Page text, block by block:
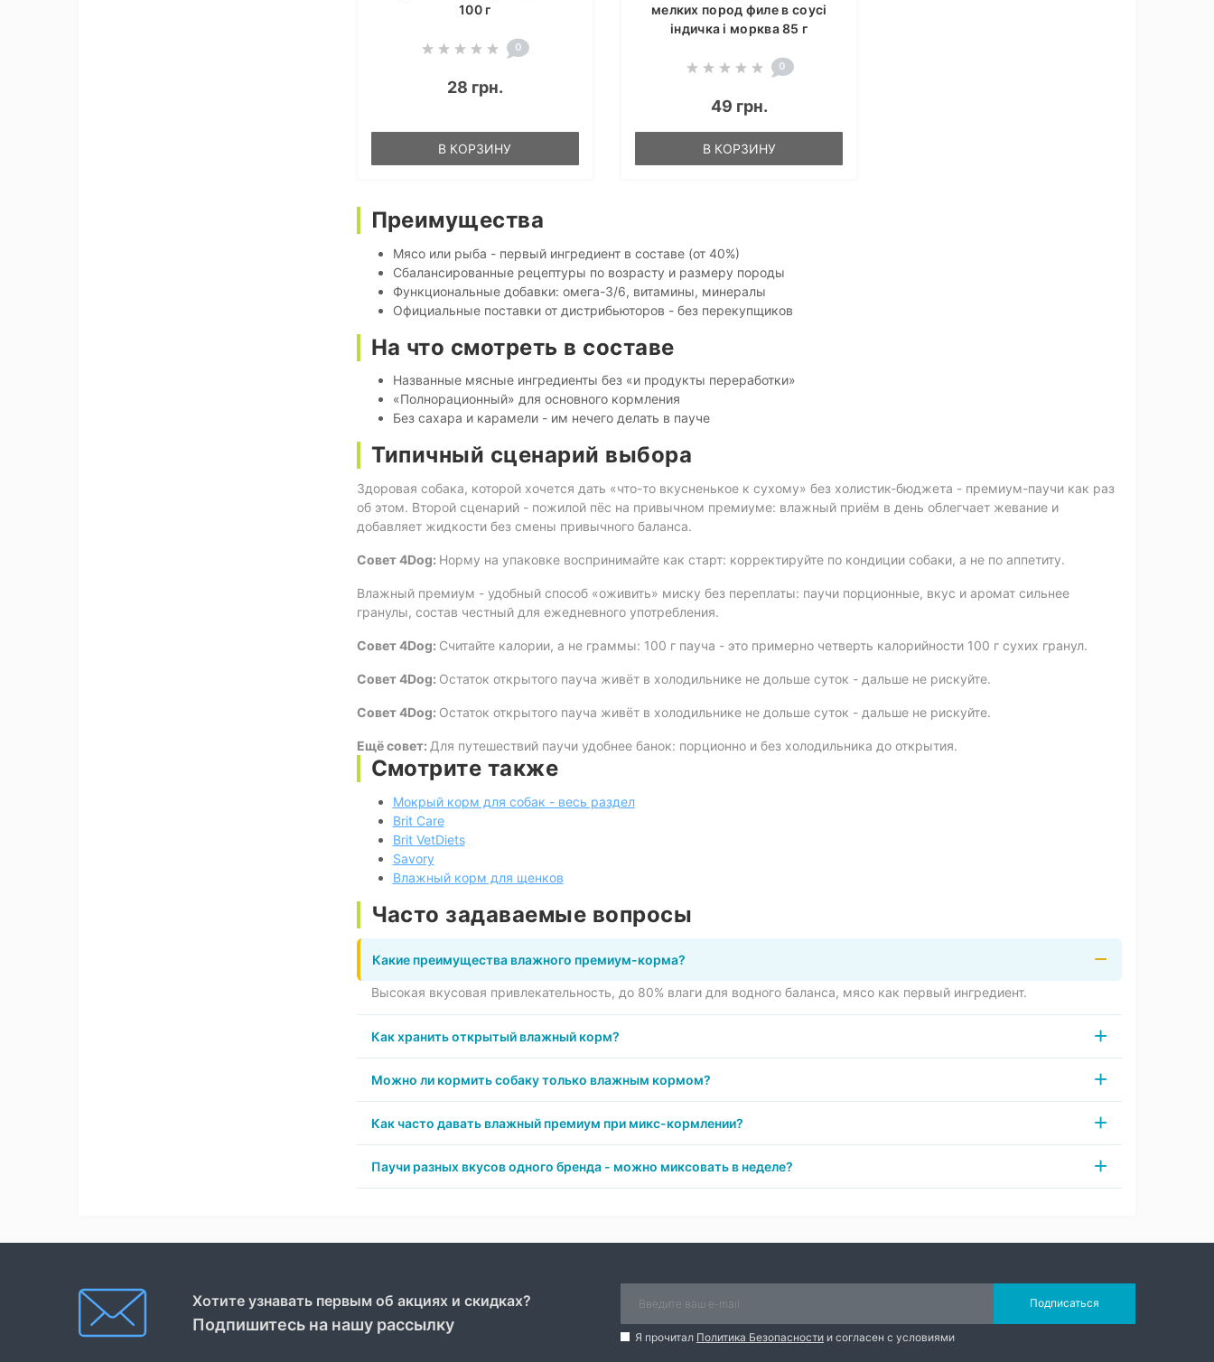
100 г
0
28 грн.
В КОРЗИНУ
мелких пород филе в соусі
індичка і морква 85 г
0
49 грн.
В КОРЗИНУ
Преимущества
Мясо или рыба - первый ингредиент в составе (от 40%)
Сбалансированные рецептуры по возрасту и размеру породы
Функциональные добавки: омега-3/6, витамины, минералы
Официальные поставки от дистрибьюторов - без перекупщиков
На что смотреть в составе
Названные мясные ингредиенты без «и продукты переработки»
«Полнорационный» для основного кормления
Без сахара и карамели - им нечего делать в пауче
Типичный сценарий выбора
Здоровая собака, которой хочется дать «что-то вкусненькое к сухому» без холистик-бюджета - премиум-паучи как раз
об этом. Второй сценарий - пожилой пёс на привычном премиуме: влажный приём в день облегчает жевание и
добавляет жидкости без смены привычного баланса.
Совет 4Dog: Норму на упаковке воспринимайте как старт: корректируйте по кондиции собаки, а не по аппетиту.
Влажный премиум - удобный способ «оживить» миску без переплаты: паучи порционные, вкус и аромат сильнее
гранулы, состав честный для ежедневного употребления.
Совет 4Dog: Считайте калории, а не граммы: 100 г пауча - это примерно четверть калорийности 100 г сухих гранул.
Совет 4Dog: Остаток открытого пауча живёт в холодильнике не дольше суток - дальше не рискуйте.
Совет 4Dog: Остаток открытого пауча живёт в холодильнике не дольше суток - дальше не рискуйте.
Ещё совет: Для путешествий паучи удобнее банок: порционно и без холодильника до открытия.
Смотрите также
Мокрый корм для собак - весь раздел
Brit Care
Brit VetDiets
Savory
Влажный корм для щенков
Часто задаваемые вопросы
Какие преимущества влажного премиум-корма?
Высокая вкусовая привлекательность, до 80% влаги для водного баланса, мясо как первый ингредиент.
Как хранить открытый влажный корм?
Можно ли кормить собаку только влажным кормом?
Как часто давать влажный премиум при микс-кормлении?
Паучи разных вкусов одного бренда - можно миксовать в неделе?
Хотите узнавать первым об акциях и скидках?
Подпишитесь на нашу рассылку
Подписаться
Я прочитал Политика Безопасности и согласен с условиями